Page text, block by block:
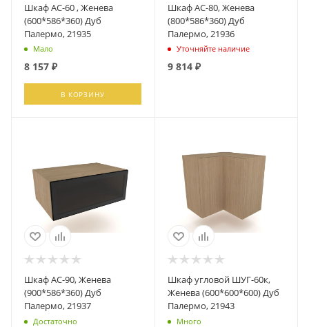
Шкаф АС-60 , Женева
(600*586*360) Дуб
Палермо, 21935
Мало
8 157 ₽
В КОРЗИНУ
Шкаф АС-80, Женева
(800*586*360) Дуб
Палермо, 21936
Уточняйте наличие
9 814₽
Шкаф АС-90, Женева
(900*586*360) Дуб
Палермо, 21937
Достаточно
Шкаф угловой ШУГ-60к,
Женева (600*600*600) Дуб
Палермо, 21943
Много